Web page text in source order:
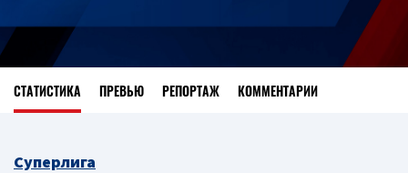
СТАТИСТИКА ПРЕВЬЮ РЕПОРТАЖ КОММЕНТАРИИ
Суперлига